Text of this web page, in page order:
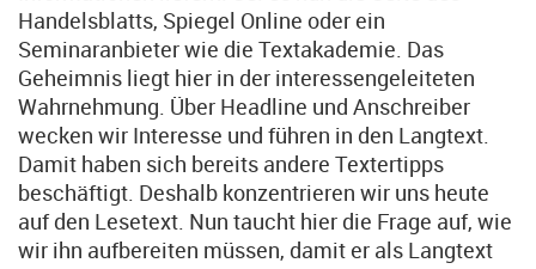
Handelsblatts, Spiegel Online oder ein
Seminaranbieter wie die Textakademie. Das
Geheimnis liegt hier in der interessengeleiteten
Wahrnehmung. Über Headline und Anschreiber
wecken wir Interesse und führen in den Langtext.
Damit haben sich bereits andere Textertipps
beschäftigt. Deshalb konzentrieren wir uns heute
auf den Lesetext. Nun taucht hier die Frage auf, wie
wir ihn aufbereiten müssen, damit er als Langtext